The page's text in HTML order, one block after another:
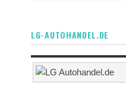
LG-AUTOHANDEL.DE